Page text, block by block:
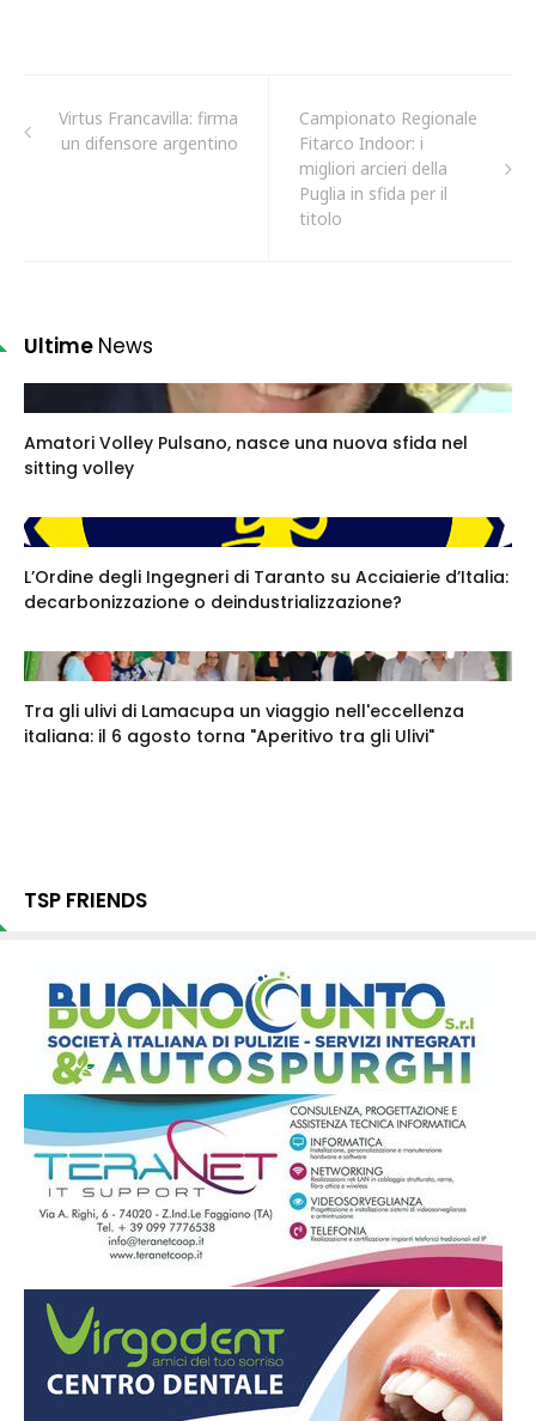
Virtus Francavilla: firma
un difensore argentino
Campionato Regionale
Fitarco Indoor: i
migliori arcieri della
Puglia in sfida per il
titolo
Ultime News
Amatori Volley Pulsano, nasce una nuova sfida nel
sitting volley
L’Ordine degli Ingegneri di Taranto su Acciaierie d’Italia:
decarbonizzazione o deindustrializzazione?
Tra gli ulivi di Lamacupa un viaggio nell'eccellenza
italiana: il 6 agosto torna "Aperitivo tra gli Ulivi"
TSP FRIENDS